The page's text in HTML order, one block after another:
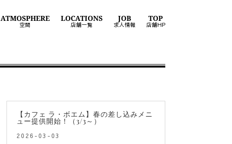
ATMOSPHERE
空間
LOCATIONS
店舗一覧
JOB
求人情報
TOP
店舗HP
【カフェ ラ・ボエム】春の差し込みメニ
ュー提供開始！（3/3～）
2026-03-03